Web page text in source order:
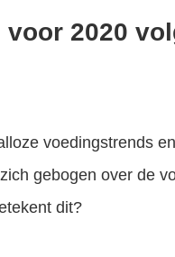
2020
voedingstrends
gebogen over de
dit?